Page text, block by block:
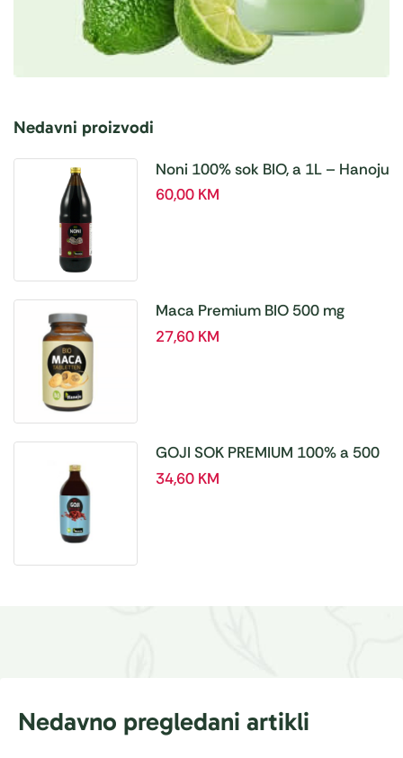
Nedavni proizvodi
Noni 100% sok BIO, a 1L – Hanoju
60,00 KM
Maca Premium BIO 500 mg
tablete, a180 tbl – Hanoju
27,60 KM
GOJI SOK PREMIUM 100% a 500
ml
34,60 KM
Nedavno pregledani artikli